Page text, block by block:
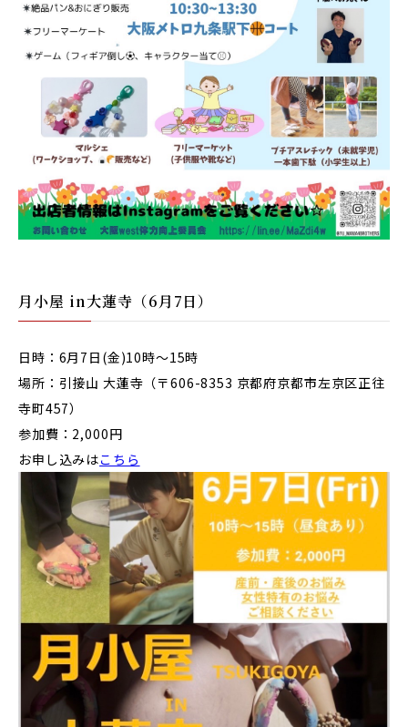
月小屋 in大蓮寺（6月7日）
日時：6月7日(金)10時～15時
場所：引接山 大蓮寺（〒606-8353 京都府京都市左京区正往
寺町457）
参加費：2,000円
お申し込みはこちら